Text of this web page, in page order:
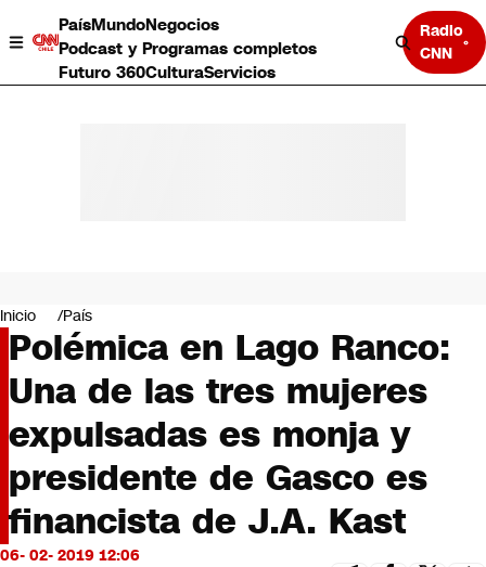
PaísMundoNegocios
Podcast y Programas completos
Futuro 360CulturaServicios
Radio
CNN
Negocios
Deportes
Programas completos
Cultura
Servicios
Bits
CNN Data
CNN tiempo
Futuro 360
Opinión
Inicio País
Polémica en Lago Ranco:
Una de las tres mujeres
expulsadas es monja y
presidente de Gasco es
financista de J.A. Kast
06- 02- 2019 12:06